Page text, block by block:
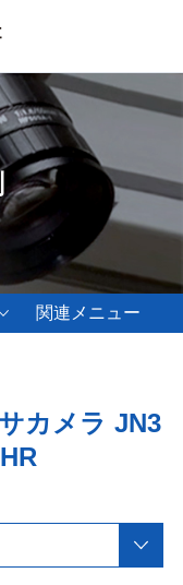
関連メニュー
カメラ JN3